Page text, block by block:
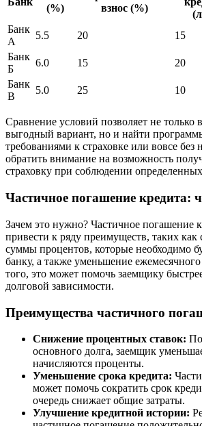
(%)
взнос (%)
Банк
А
5.5 20 15
Банк
Б
6.0 15 20
Банк
В
5.0 25 10
Сравнение условий позволяет не только
выгодный вариант, но и найти
требованиями к страховке или вовсе без
обратить внимание на возможность
страховку при соблюдении
Частичное погашение кредита:
Зачем это нужно? Частичное погашение
привести к ряду преимуществ, таких
суммы процентов, которые необходимо
банку, а также уменьшение
того, это может помочь заемщику
долговой зависимости.
Преимущества частичного
Снижение процентных ставок:
основного долга, заемщик
начисляются проценты.
Уменьшение срока кредита:
может помочь сократить срок
очередь снижает общие затраты.
Улучшение кредитной истории: